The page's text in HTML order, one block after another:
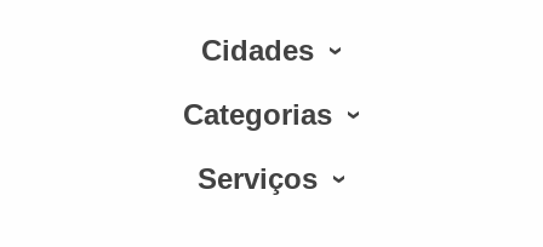
Cidades
Categorias
Serviços